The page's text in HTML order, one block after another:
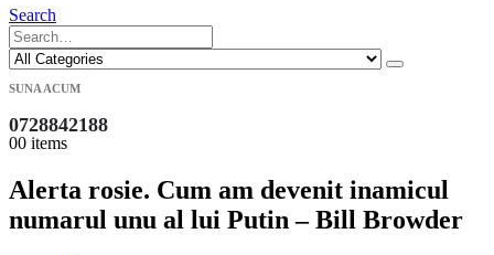
Search
SUNA ACUM
0728842188
00 items
Alerta rosie. Cum am devenit inamicul
numarul unu al lui Putin – Bill Browder